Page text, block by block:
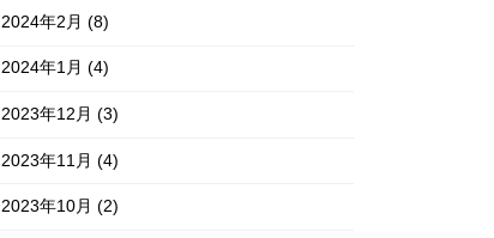
2024年2月 (8)
2024年1月 (4)
2023年12月 (3)
2023年11月 (4)
2023年10月 (2)